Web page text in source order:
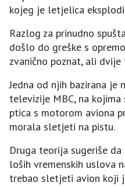
kojeg je letjelica
Razlog za prinudno
došlo do greške s
zvanično poznat, ali
Jedna od njih bazirana je
televizije MBC, na
ptica s motorom aviona
morala sletjeti na pistu.
Druga teorija sugeriše
loših vremenskih uslova
trebao sletjeti avion koji